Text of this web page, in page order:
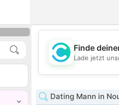
Finde
Lade jetzt
Dating Mann in